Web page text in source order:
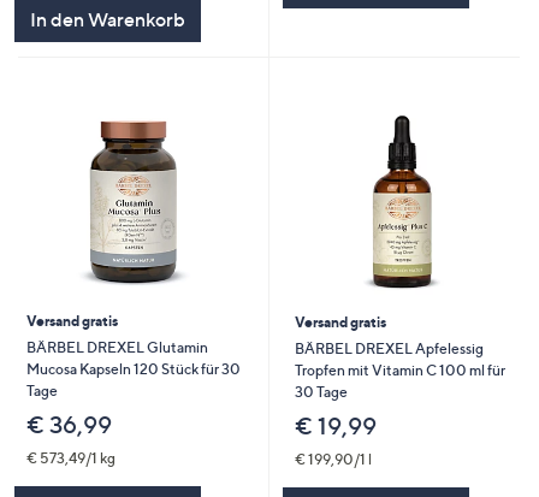
In den Warenkorb
Versand gratis
BÄRBEL DREXEL Glutamin
Mucosa Kapseln 120 Stück für 30
Tage
€ 36,99
€ 573,49/1 kg
Versand gratis
BÄRBEL DREXEL Apfelessig
Tropfen mit Vitamin C 100 ml für
30 Tage
€ 19,99
€ 199,90/1 l